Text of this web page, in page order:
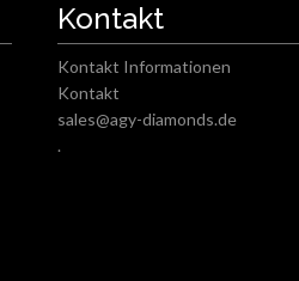
Kontakt
Kontakt Informationen
Kontakt
sales@agy-diamonds.de
.